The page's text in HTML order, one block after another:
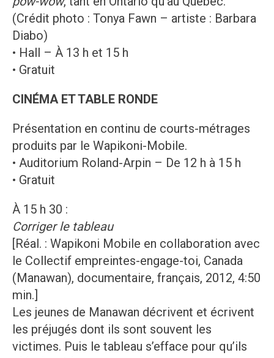
(Crédit photo : Tonya Fawn – artiste : Barbara
Diabo)
• Hall – À 13 h et 15 h
• Gratuit
CINÉMA ET TABLE RONDE
Présentation en continu de courts-métrages
produits par le Wapikoni-Mobile.
• Auditorium Roland-Arpin – De 12 h à 15 h
• Gratuit
À 15 h 30 :
Corriger le tableau
[Réal. : Wapikoni Mobile en collaboration avec
le Collectif empreintes-engage-toi, Canada
(Manawan), documentaire, français, 2012, 4:50
min.]
Les jeunes de Manawan décrivent et écrivent
les préjugés dont ils sont souvent les
victimes. Puis le tableau s’efface pour qu’ils